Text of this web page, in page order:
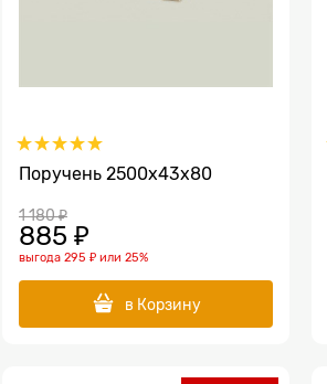
Поручень 2500х43х80
1 180 ₽
885 ₽
выгода 295 ₽ или 25%
в Корзину